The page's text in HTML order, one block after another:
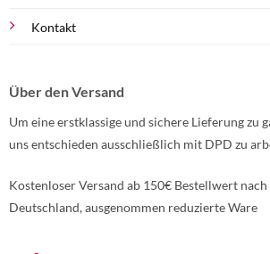
Kontakt
Über den Versand
Um eine erstklassige und sichere Lieferung zu
uns entschieden ausschließlich mit DPD zu
Kostenloser Versand ab 150€ Bestellwert
Deutschland, ausgenommen reduzierte Ware